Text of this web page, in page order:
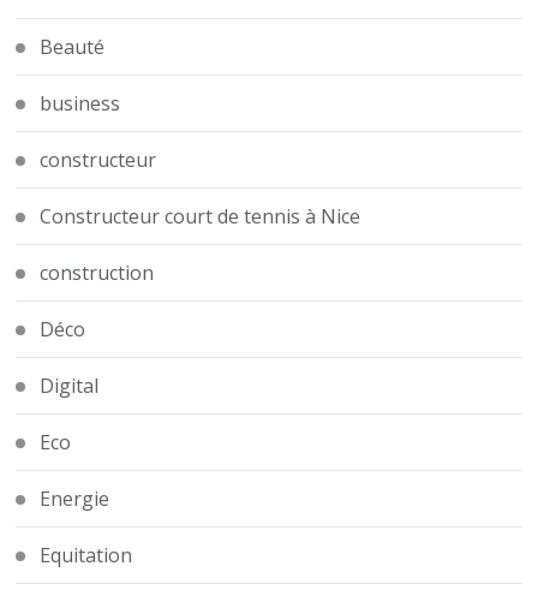
Beauté
business
constructeur
Constructeur court de tennis à Nice
construction
Déco
Digital
Eco
Energie
Equitation